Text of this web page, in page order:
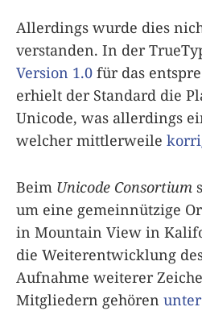
Allerdings wurde dies
verstanden. In der
Version 1.0 für das
erhielt der Standard die
Unicode, was allerdings
welcher mittlerweile
Beim Unicode Consortium
um eine gemeinnützige
in Mountain View in
die Weiterentwicklung
Aufnahme weiterer
Mitgliedern gehören